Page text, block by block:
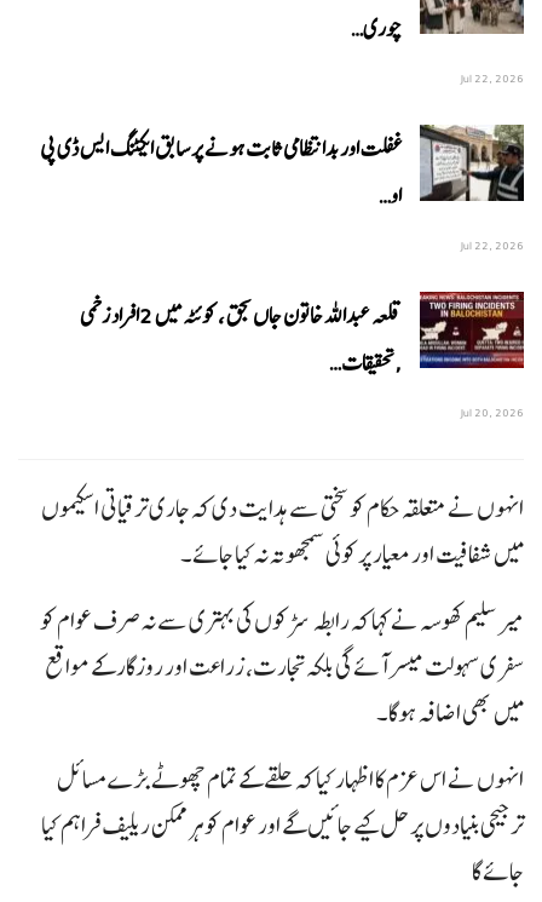
چوری…
Jul 22, 2026
غفلت اور بدانتظامی ثابت ہونے پر سابق ایکٹنگ ایس ڈی پی
او…
Jul 22, 2026
قلعہ عبداللہ خاتون جاں بحق ، کوئٹہ میں 2افراد زخمی
,تحقیقات…
Jul 20, 2026
انہوں نے متعلقہ حکام کو سختی سے ہدایت دی کہ جاری ترقیاتی اسکیموں
میں شفافیت اور معیار پر کوئی سمجھوتہ نہ کیا جائے۔
میر سلیم کھوسہ نے کہا کہ رابطہ سڑکوں کی بہتری سے نہ صرف عوام کو
سفری سہولت میسر آئے گی بلکہ تجارت، زراعت اور روزگار کے مواقع
میں بھی اضافہ ہوگا۔
انہوں نے اس عزم کا اظہار کیا کہ حلقے کے تمام چھوٹے بڑے مسائل
ترجیحی بنیادوں پر حل کیے جائیں گے اور عوام کو ہر ممکن ریلیف فراہم کیا
جائے گا